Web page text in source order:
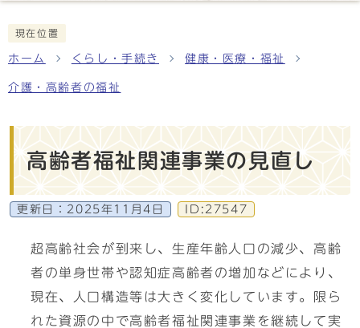
現在位置
ホーム くらし・手続き 健康・医療・福祉
介護・高齢者の福祉
高齢者福祉関連事業の見直し
更新日： 2025年11月4日 ID:27547
超高齢社会が到来し、生産年齢人口の減少、高齢
者の単身世帯や認知症高齢者の増加などにより、
現在、人口構造等は大きく変化しています。限ら
れた資源の中で高齢者福祉関連事業を継続して実